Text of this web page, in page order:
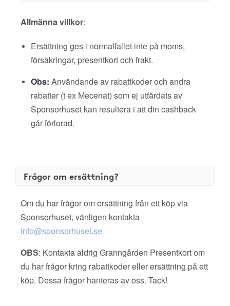
Allmänna villkor:
Ersättning ges i normalfallet inte på moms,
försäkringar, presentkort och frakt.
Obs: Användande av rabattkoder och andra
rabatter (t ex Mecenat) som ej utfärdats av
Sponsorhuset kan resultera i att din cashback
går förlorad.
Frågor om ersättning?
Om du har frågor om ersättning från ett köp via
Sponsorhuset, vänligen kontakta
info@sponsorhuset.se
OBS: Kontakta aldrig Granngården Presentkort om
du har frågor kring rabattkoder eller ersättning på ett
köp. Dessa frågor hanteras av oss. Tack!